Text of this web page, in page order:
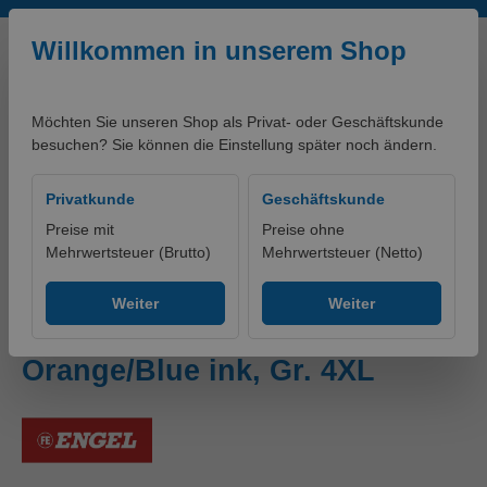
Zum Hauptinhalt springen
Willkommen in unserem Shop
Möchten Sie unseren Shop als Privat- oder Geschäftskunde
besuchen? Sie können die Einstellung später noch ändern.
Privatkunde
Preise mit
Mehrwertsteuer (Brutto)
Weiter
Geschäftskunde
Preise ohne
Mehrwertsteuer (Netto)
Weiter
Safety Softshelljacke
Orange/Blue ink, Gr. 4XL